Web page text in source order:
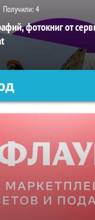
Получили:4
фотокниг от